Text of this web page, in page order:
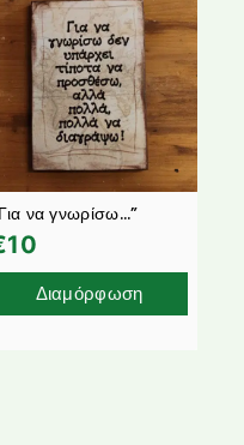
να γνωρίσω…”
10
Διαμόρφωση